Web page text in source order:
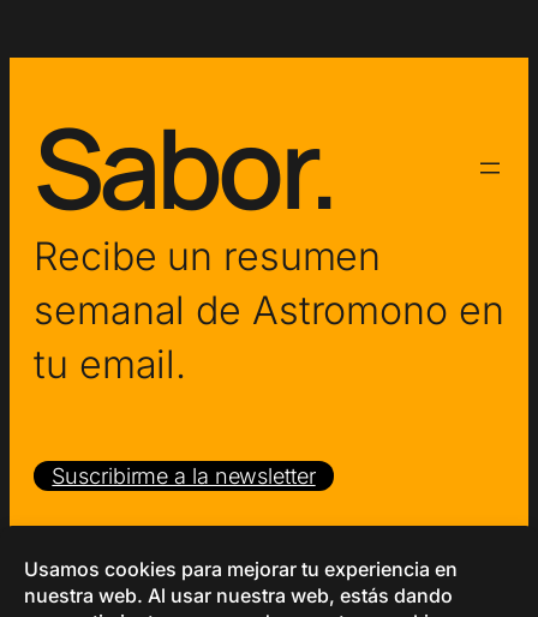
Sabor.
Recibe un resumen
semanal de Astromono en
tu email.
Suscribirme a la newsletter
Copyright © 2026 – Astromono
Política de PrivacidadTérminos y CondicionesCookies